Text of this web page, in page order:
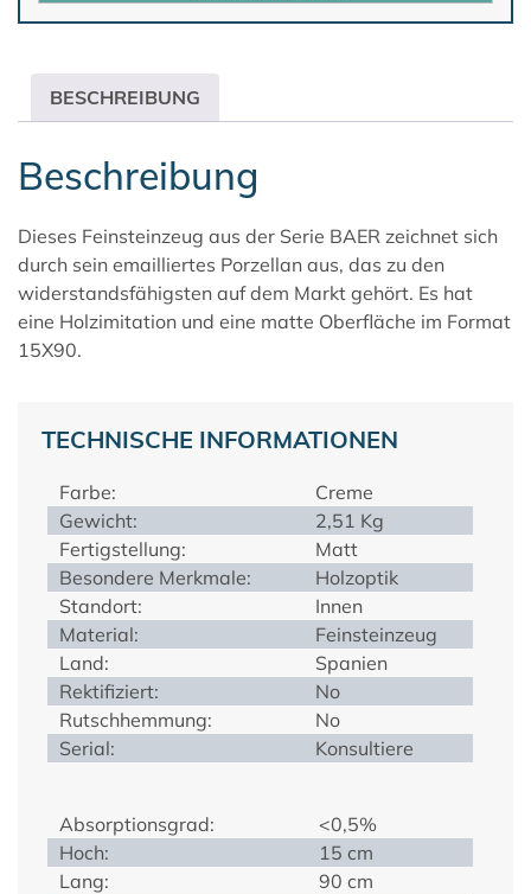
BESCHREIBUNG
Beschreibung
Dieses Feinsteinzeug aus der Serie BAER zeichnet sich
durch sein emailliertes Porzellan aus, das zu den
widerstandsfähigsten auf dem Markt gehört. Es hat
eine Holzimitation und eine matte Oberfläche im Format
15X90.
TECHNISCHE INFORMATIONEN
Farbe:
Creme
Gewicht:
2,51 Kg
Fertigstellung:
Matt
Besondere Merkmale:
Holzoptik
Standort:
Innen
Material:
Feinsteinzeug
Land:
Spanien
Rektifiziert:
No
Rutschhemmung:
No
Serial:
Konsultiere
Absorptionsgrad:
<0,5%
Hoch:
15 cm
Lang:
90 cm